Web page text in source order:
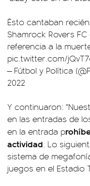
Ésto cantaban
Shamrock Rovers FC
referencia a la
pic.twitter.com/
— Fútbol y Política
2022
Y continuaron:
en las entradas de
en la entrada p
actividad. Lo
sistema de
juegos en el Estadio